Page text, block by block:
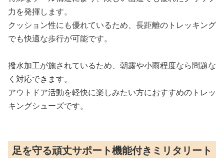
力を発揮します。
クッション性にも優れているため、長距離のトレッキング
でも快適な歩行が可能です。
撥水加工が施されているため、朝露や小雨程度なら問題な
く対応できます。
アウトドア活動を軽快に楽しみたい方におすすめのトレッ
キングシューズです。
足を守る頑丈サポート機能付きミリタリート